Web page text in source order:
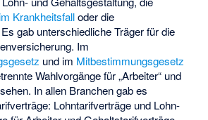
Krankheitsfalloder die
gab unterschiedliche Träger für die
Im
und im Mitbestimmungsgesetz
Wahlvorgänge für „Arbeiter“ und
In allen Branchen gab es
Lohntarifverträge und Lohn-